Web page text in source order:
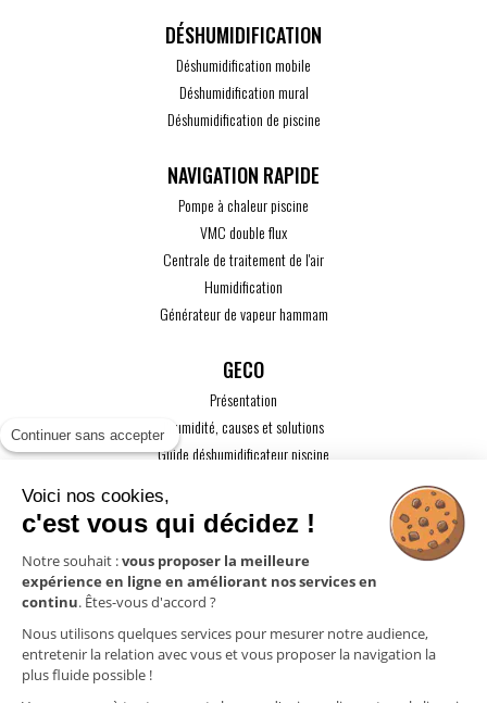
Continuer sans accepter
Voici nos cookies,
c'est vous qui décidez !
Notre souhait :vous proposer la meilleure
expérience en ligne en améliorant nos services en
continu. Êtes-vous d'accord ?
Nous utilisons quelques services pour mesurer notre audience,
entretenir la relation avec vous et vous proposer la navigation la
plus fluide possible !
DÉSHUMIDIFICATION
Déshumidification mobile
Déshumidification mural
Déshumidification de piscine
Pompe à chaleur piscine
VMC double flux
Centrale de traitement de l'air
Humidification
Générateur de vapeur hammam
GECO
Présentation
L'humidité, causes et solutions
Guide déshumidificateur piscine
Guide VMC
ACTUALITÉS
CONTACT
ESPACE PRO
Mentions légales